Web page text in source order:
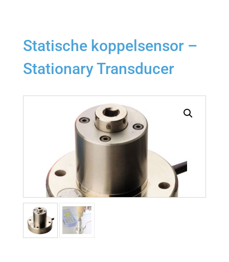
Statische koppelsensor –
Stationary Transducer